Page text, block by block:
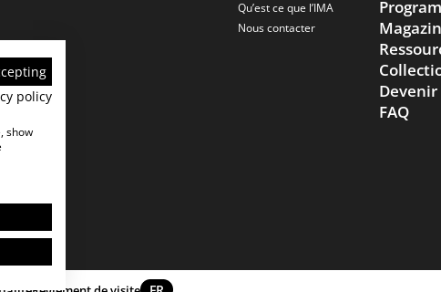
Qu’est ce que l’IMA
Nous contacter
Devenir
FAQ
policy
show